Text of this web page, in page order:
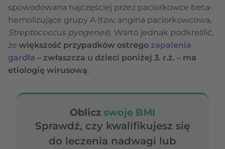
spowodowana najczęściej przez paciorkowce beta-
hemolizujące grupy A (tzw. angina paciorkowcowa,
Streptococcus pyogenes). Warto jednak podkreślić,
że większość przypadków ostrego zapalenia
gardła – zwłaszcza u dzieci poniżej 3. r.ż. – ma
etiologię wirusową.
Oblicz swoje BMI
Sprawdź, czy kwalifikujesz się
do leczenia nadwagi lub